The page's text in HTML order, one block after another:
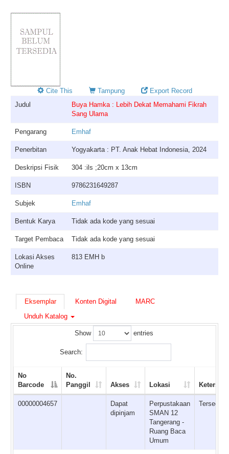
Cite This Tampung
Export Record
Judul
Buya Hamka : Lebih Dekat Memahami Fikrah
Sang Ulama
Pengarang Emhaf
Penerbitan Yogyakarta : PT. Anak Hebat Indonesia, 2024
Deskripsi Fisik 304 :ils ;20cm x 13cm
ISBN 9786231649287
Subjek Emhaf
Bentuk Karya Tidak ada kode yang sesuai
Target Pembaca Tidak ada kode yang sesuai
Lokasi Akses
Online
813 EMH b
Eksemplar Konten Digital
MARC
Unduh Katalog
Show entries
Search:
No
Barcode
No.
Panggil
Akses Lokasi
00000004657
Dapat
dipinjam
Perpustakaan
SMAN 12
Tangerang -
Ruang Baca
Umum
Tersedia